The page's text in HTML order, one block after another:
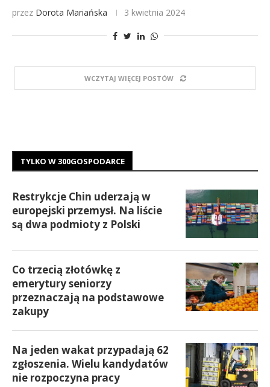
przez Dorota Mariańska 3 kwietnia 2024
WCZYTAJ WIĘCEJ POSTÓW
TYLKO W 300GOSPODARCE
Restrykcje Chin uderzają w
europejski przemysł. Na liście
są dwa podmioty z Polski
Co trzecią złotówkę z
emerytury seniorzy
przeznaczają na podstawowe
zakupy
Na jeden wakat przypadają 62
zgłoszenia. Wielu kandydatów
nie rozpoczyna pracy